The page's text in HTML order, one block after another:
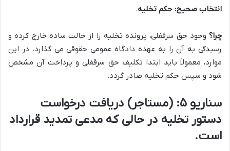
انتخاب صحیح: حکم تخلیه.
چرا؟ وجود حق سرقفلی، پرونده تخلیه را از حالت ساده خارج کرده و
رسیدگی به آن را به عهده دادگاه عمومی حقوقی می گذارد. در این
موارد، معمولاً باید ابتدا تکلیف حق سرقفلی و پرداخت آن مشخص
شود و سپس حکم تخلیه صادر گردد.
سناریو ۵: (مستاجر) دریافت درخواست
دستور تخلیه در حالی که مدعی تمدید قرارداد
است.